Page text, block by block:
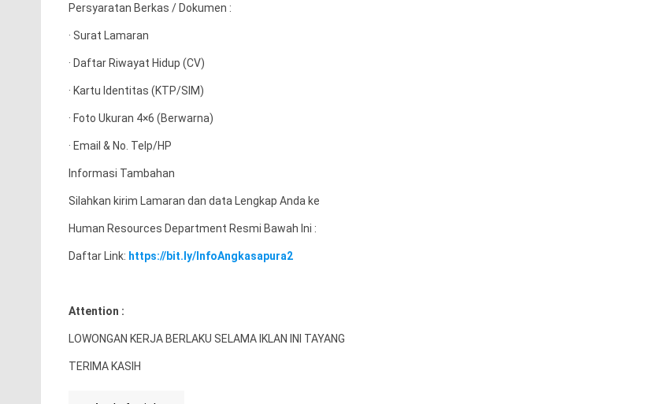
Persyaratan Berkas / Dokumen :
· Surat Lamaran
· Daftar Riwayat Hidup (CV)
· Kartu Identitas (KTP/SIM)
· Foto Ukuran 4×6 (Berwarna)
· Email & No. Telp/HP
Informasi Tambahan
Silahkan kirim Lamaran dan data Lengkap Anda ke
Human Resources Department Resmi Bawah Ini :
Daftar Link: https://bit.ly/InfoAngkasapura2
Attention :
LOWONGAN KERJA BERLAKU SELAMA IKLAN INI TAYANG
TERIMA KASIH